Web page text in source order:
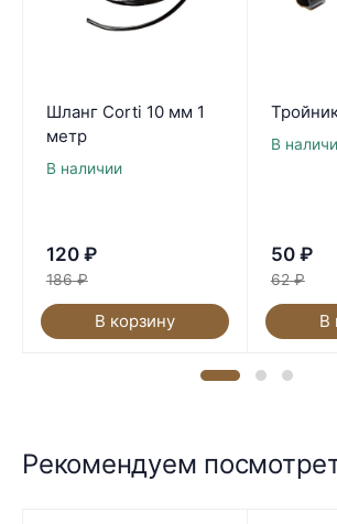
Шланг Corti 10 мм 1
метр
В наличии
120 ₽
186 ₽
В корзину
В
50 ₽
62 ₽
В
Рекомендуем